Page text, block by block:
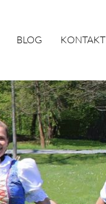
BLOG KONTAKT
SUCHEN